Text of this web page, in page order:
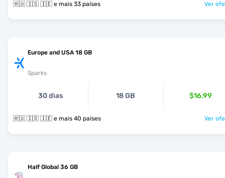
🇭🇺 🇮🇸 🇮🇪 e mais 33 países Ver
Europe and USA 18 GB
Sparks
30 dias 18 GB $16.99
🇭🇺 🇮🇸 🇮🇪 e mais 40 países Ver
Half Global 36 GB